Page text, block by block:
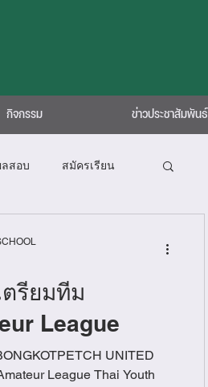
กิจกรรม ข่าวประชาสัมพันธ์
สอบ สมัครเรียน
รียมทีม
League
UNITED
League Thai Youth